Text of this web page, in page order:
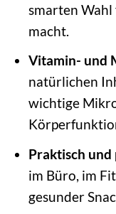
smarten
macht.
Vitamin- und
natürlichen
wichtige
Praktisch
im Büro, im
gesunder